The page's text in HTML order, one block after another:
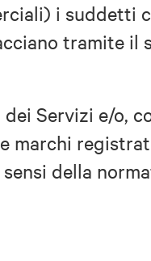
i suddetti
tramite il
Servizi e/o,
marchi
della